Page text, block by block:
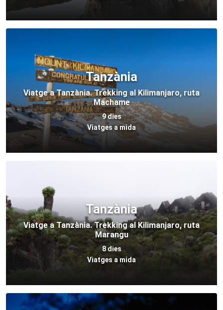
Tanzània
Viatge a Tanzània. Trekking al Kilimanjaro, ruta
Machame
9 dies
Viatges a mida
Tanzània
Viatge a Tanzània. Trekking al Kilimanjaro, ruta
Marangu
8 dies
Viatges a mida